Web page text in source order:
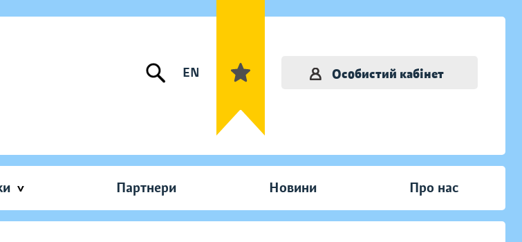
EN Особистий кабінет
Партнери Новини Про нас